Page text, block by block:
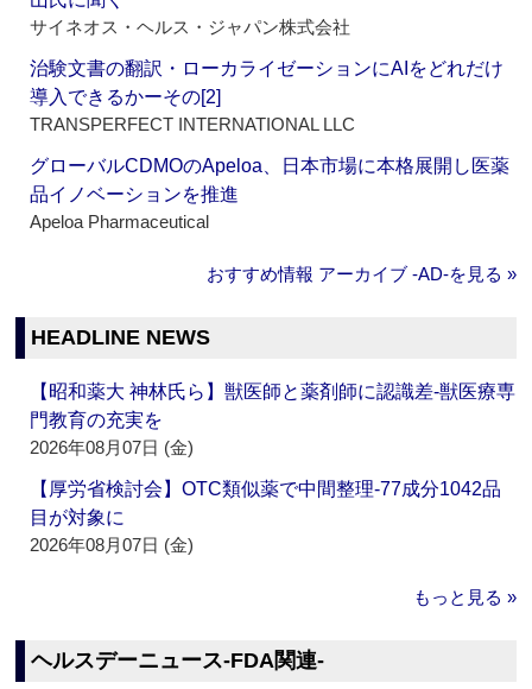
サイネオス・ヘルス・ジャパン株式会社
治験文書の翻訳・ローカライゼーションにAIをどれだけ
導入できるかーその[2]
TRANSPERFECT INTERNATIONAL LLC
グローバルCDMOのApeloa、日本市場に本格展開し医薬
品イノベーションを推進
Apeloa Pharmaceutical
おすすめ情報 アーカイブ ‐AD‐を見る »
HEADLINE NEWS
【昭和薬大 神林氏ら】獣医師と薬剤師に認識差‐獣医療専
門教育の充実を
2026年08月07日 (金)
【厚労省検討会】OTC類似薬で中間整理‐77成分1042品
目が対象に
2026年08月07日 (金)
もっと見る »
ヘルスデーニュース‐FDA関連‐